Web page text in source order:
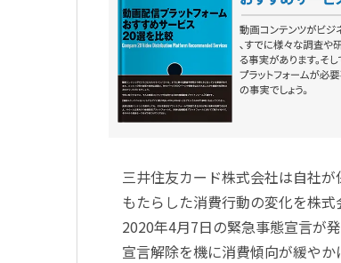
三井住友カード株式会社は自社
もたらした消費行動の変化を株
2020年4月7日の緊急事態宣言が
宣言解除を機に消費傾向が緩や